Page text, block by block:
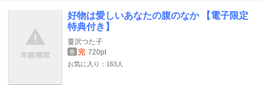
好物は愛しいあなたの腹のなか 【電子限定
特典付き】
蔓沢つた子
巻 完 720pt
お気に入り：163人